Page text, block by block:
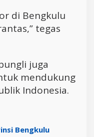
di Bengkulu
tegas
juga
mendukung
Indonesia.
Bengkulu